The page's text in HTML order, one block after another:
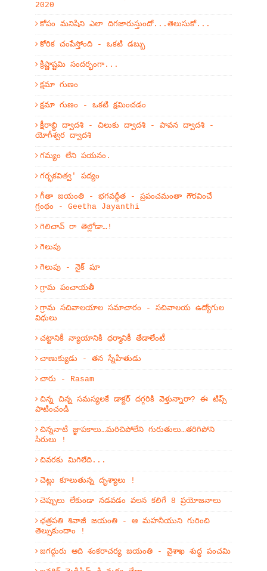
2020
కోపం మనిషిని ఎలా దిగజారుస్తుందో...తెలుసుకో...
కోరిక చంపేస్తోంది - ఒకటి డబ్బు
క్రిష్ణాష్టమి సందర్భంగా...
క్షమా గుణం
క్షమా గుణం - ఒకటి క్షమించడం
క్షీరాబ్ది ద్వాదశి - చిలుకు ద్వాదశి - పావన ద్వాదశి -
యోగీశ్వర ద్వాదశి
గమ్యం లేని పయనం.
గర్భకవిత్వ' పద్యం
గీతా జయంతి - భగవద్గీత - ప్రపంచమంతా గౌరవించే
గ్రంథం - Geetha Jayanthi
గెలిచావ్ రా తెల్లోడా…!
గెలుపు
గెలుపు - నైక్ షూ
గ్రామ పంచాయతీ
గ్రామ సచివాలయాల సమాచారం - సచివాలయ ఉద్యోగుల
విధులు
చట్టానికీ న్యాయానికి ధర్మానికీ తేడాలేంటీ
చాణుక్యుడు - తన స్నేహితుడు
చారు - Rasam
చిన్న చిన్న సమస్యలకే డాక్టర్ దగ్గరికి వెళ్తున్నారా? ఈ టిప్స్
పాటించండి
చిన్ననాటి జ్ఞాపకాలు…మరిచిపోలేని గురుతులు…తరిగిపోని
సిరులు !
చివరకు మిగిలేది...
చెట్లు కూలుతున్న దృశ్యాలు !
చెప్పులు లేకుండా నడవడం వలన కలిగే 8 ప్రయోజనాలు
ఛత్రపతి శివాజీ జయంతి - ఆ మహనీయుని గురించి
తెల్సుకుందాం !
జగద్గురు ఆది శంకరాచర్య జయంతి - వైశాఖ శుద్ధ పంచమి